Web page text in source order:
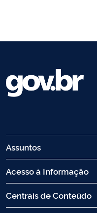
Assuntos
Acesso à Informação
Centrais de Conteúdo